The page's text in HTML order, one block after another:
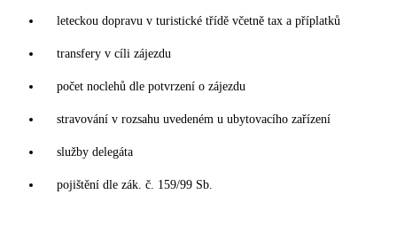
leteckou dopravu v turistické třídě včetně tax a příplatků
transfery v cíli zájezdu
počet noclehů dle potvrzení o zájezdu
stravování v rozsahu uvedeném u ubytovacího zařízení
služby delegáta
pojištění dle zák. č. 159/99 Sb.